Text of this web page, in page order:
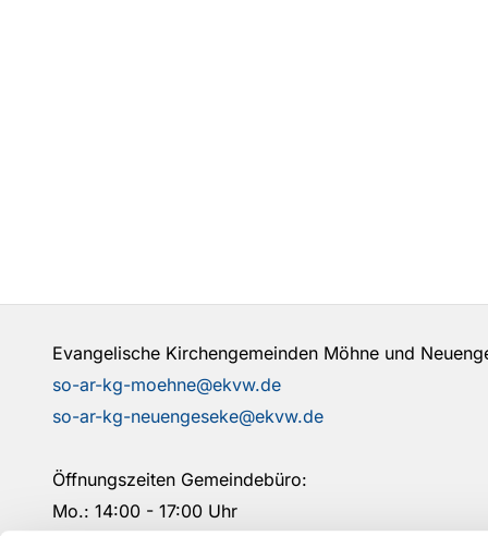
Evangelische Kirchengemeinden Möhne und
so-ar-kg-moehne@ekvw.de
so-ar-kg-neuengeseke@ekvw.de
Öffnungszeiten Gemeindebüro:
Mo.: 14:00 - 17:00 Uhr